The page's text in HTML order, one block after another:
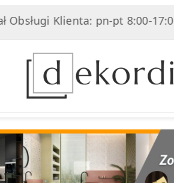
Klienta: pn-pt 8:00-17:00,